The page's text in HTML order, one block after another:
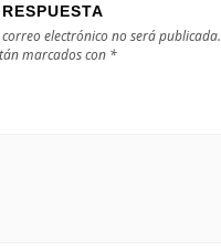
correo electrónico no será publicada.
marcados con *